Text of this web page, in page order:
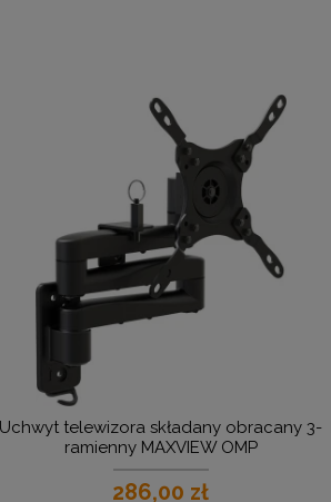
Uchwyt telewizora składany obracany 3-
ramienny MAXVIEW OMP
286,00 zł